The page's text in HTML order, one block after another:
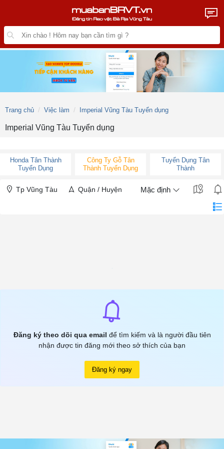
Trang chủ Việc làm Imperial Vũng Tàu Tuyển dụng
Imperial Vũng Tàu Tuyển dụng
Honda Tân Thành
Tuyển Dụng
Công Ty Gỗ Tân
Thành Tuyển Dụng
Tuyển Dụng Tân
Thành
Tp Vũng Tàu Quận / Huyện Mặc định
Đăng ký theo dõi qua email để tìm kiếm và là người đầu tiên
nhận được tin đăng mới theo sở thích của bạn
Đăng ký ngay